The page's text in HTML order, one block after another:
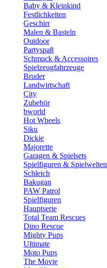
Baby & Kleinkind
Festlichkeiten
Geschirr
Malen & Basteln
Outdoor
Partyspaß
Schmuck & Accessoires
Spielzeugfahrzeuge
Bruder
Landwirtschaft
City
Zubehör
bworld
Hot Wheels
Siku
Dickie
Majorette
Garagen & Spielsets
Spielfiguren & Spielwelten
Schleich
Bakugan
PAW Patrol
Spielfiguren
Hauptserie
Total Team Rescues
Dino Rescue
Mighty Pups
Ultimate
Moto Pups
The Movie